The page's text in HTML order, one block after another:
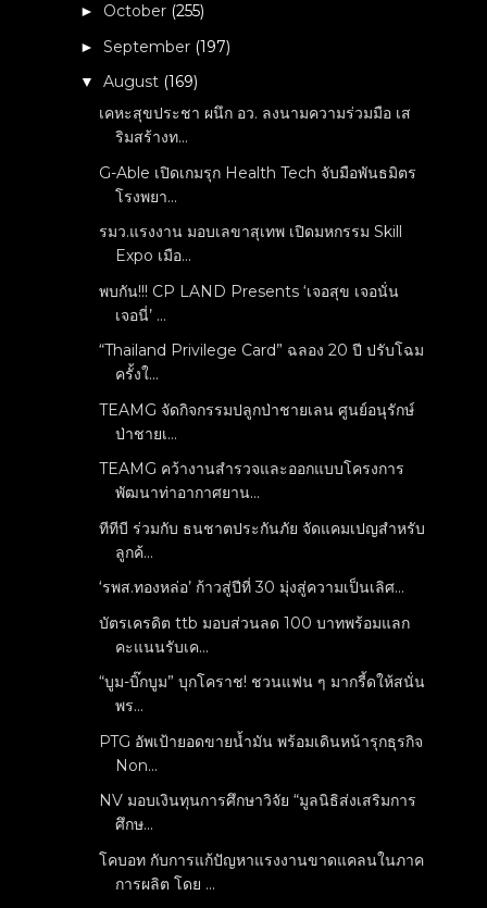
► October (255)
►September (197)
▼August (169)
เคหะสุขประชา ผนึก อว. ลงนามความร่วมมือ เส
ริมสร้างท...
G-Able เปิดเกมรุก Health Tech จับมือพันธมิตร
โรงพยา...
รมว.แรงงาน มอบเลขาสุเทพ เปิดมหกรรม Skill
Expo เมือ...
พบกัน!!! CP LAND Presents ‘เจอสุข เจอนั่น
เจอนี่’ ...
“Thailand Privilege Card” ฉลอง 20 ปี ปรับโฉม
ครั้งใ...
TEAMG จัดกิจกรรมปลูกป่าชายเลน ศูนย์อนุรักษ์
ป่าชายเ...
TEAMG คว้างานสำรวจและออกแบบโครงการ
พัฒนาท่าอากาศยาน...
ทีทีบี ร่วมกับ ธนชาตประกันภัย จัดแคมเปญสำหรับ
ลูกค้...
‘รพส.ทองหล่อ’ ก้าวสู่ปีที่ 30 มุ่งสู่ความเป็นเลิศ...
บัตรเครดิต ttb มอบส่วนลด 100 บาทพร้อมแลก
คะแนนรับเค...
“บูม-บิ๊กบูม” บุกโคราช! ชวนแฟน ๆ มากรี้ดให้สนั่น
พร...
PTG อัพเป้ายอดขายน้ำมัน พร้อมเดินหน้ารุกธุรกิจ
Non...
NV มอบเงินทุนการศึกษาวิจัย “มูลนิธิส่งเสริมการ
ศึกษ...
โคบอท กับการแก้ปัญหาแรงงานขาดแคลนในภาค
การผลิต โดย ...